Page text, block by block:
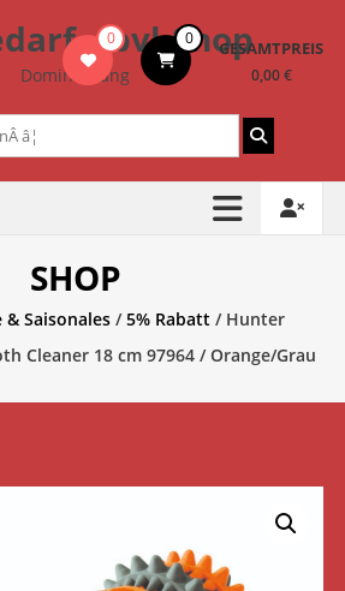
– bvl-Shop
Dominik Lang
0 0 GESAMTPREIS
0,00 €
SHOP
Saisonales/5% Rabatt/ Hunter
Cleaner 18 cm 97964 / Orange/Grau